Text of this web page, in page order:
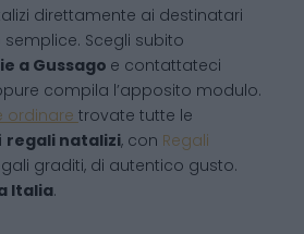
direttamente ai destinatari
Scegli subito
a Gussago e contattateci
compila l’apposito modulo.
ordinare trovate tutte le
regali natalizi, con Regali
graditi, di autentico gusto.
Italia.